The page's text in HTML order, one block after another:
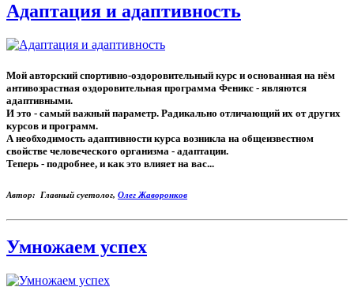
Адаптация и адаптивность
Мой авторский спортивно-оздоровительный курс и основанная на нём
антивозрастная оздоровительная программа Феникс - являются
адаптивными.
И это - самый важный параметр. Радикально отличающий их от других
курсов и программ.
А необходимость адаптивности курса возникла на общеизвестном
свойстве человеческого организма - адаптации.
Теперь - подробнее, и как это влияет на вас...
Автор: Главный суетолог, Олег Жаворонков
Умножаем успех